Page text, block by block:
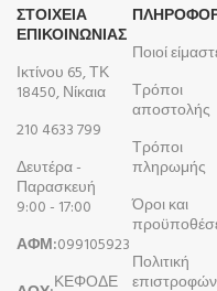
ΣΤΟΙΧΕΙΑ
ΕΠΙΚΟΙΝΩΝΙΑΣ
Ικτίνου 65, ΤΚ
18450, Νίκαια
210 4633 799
Δευτέρα -
Παρασκευή
9:00 - 17:00
ΑΦΜ:099105923
ΚΕΦΟΔΕ
Ποιοί
Τρόποι
αποστολής
Τρόποι
πληρωμής
Όροι και
Πολιτική
επιστροφών